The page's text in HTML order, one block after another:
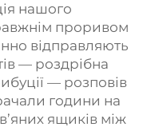
нашого
проривом
відправляють
— роздрібна
— розповів
години на
ящиків між